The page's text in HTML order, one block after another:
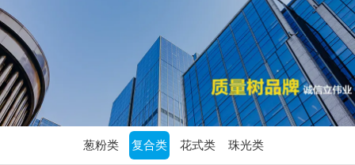
葱粉类 复合类 花式类 珠光类